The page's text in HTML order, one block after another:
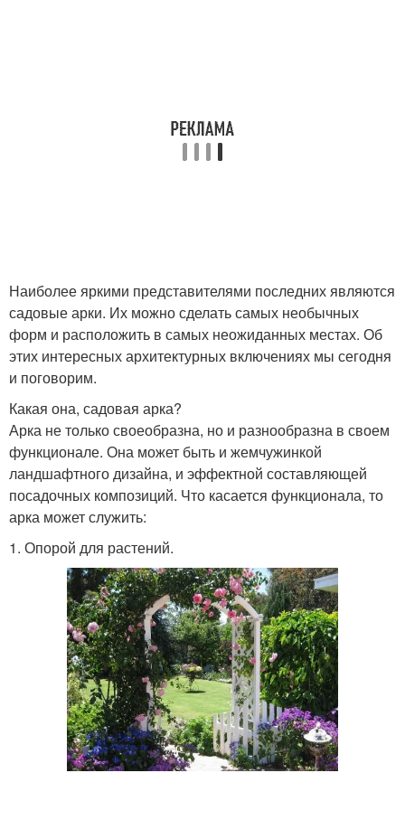
Наиболее яркими представителями последних являются
садовые арки. Их можно сделать самых необычных
форм и расположить в самых неожиданных местах. Об
этих интересных архитектурных включениях мы сегодня
и поговорим.
Какая она, садовая арка?
Арка не только своеобразна, но и разнообразна в своем
функционале. Она может быть и жемчужинкой
ландшафтного дизайна, и эффектной составляющей
посадочных композиций. Что касается функционала, то
арка может служить:
1. Опорой для растений.